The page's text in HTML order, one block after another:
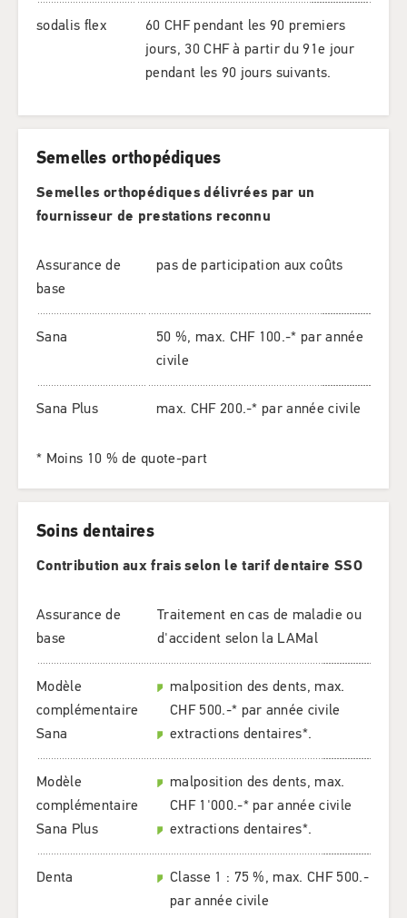
sodalis flex
60 CHF pendant les 90 premiers
jours, 30 CHF à partir du 91e jour
pendant les 90 jours suivants.
Semelles orthopédiques
Semelles orthopédiques délivrées par un
fournisseur de prestations reconnu
Assurance de
base
pas de participation aux coûts
Sana
50 %, max. CHF 100.-* par année
civile
Sana Plus max. CHF 200.-* par année civile
* Moins 10 % de quote-part
Soins dentaires
Contribution aux frais selon le tarif dentaire SSO
Assurance de
base
Traitement en cas de maladie ou
d'accident selon la LAMal
Modèle
complémentaire
Sana
malposition des dents, max.
CHF 500.-* par année civile
extractions dentaires*.
Modèle
complémentaire
Sana Plus
malposition des dents, max.
CHF 1'000.-* par année civile
extractions dentaires*.
Denta
Classe 1 : 75 %, max. CHF 500.-
par année civile